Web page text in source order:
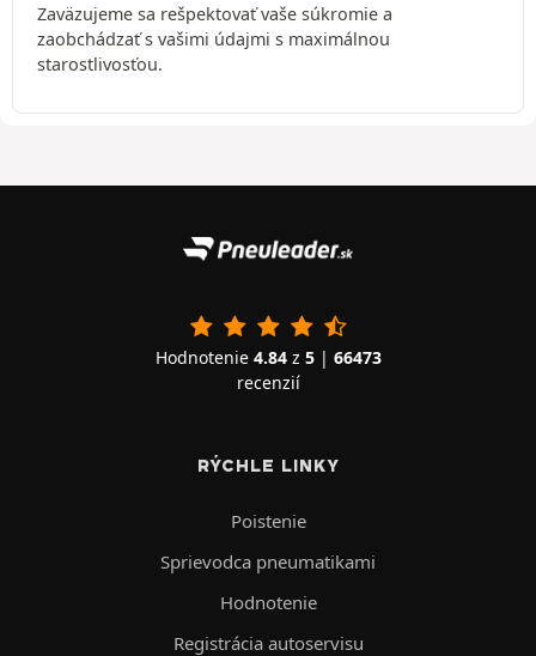
Zaväzujeme sa rešpektovať vaše súkromie a
zaobchádzať s vašimi údajmi s maximálnou
starostlivosťou.
Hodnotenie 4.84z 5| 66473
recenzií
RÝCHLE LINKY
Poistenie
Sprievodca pneumatikami
Hodnotenie
Registrácia autoservisu